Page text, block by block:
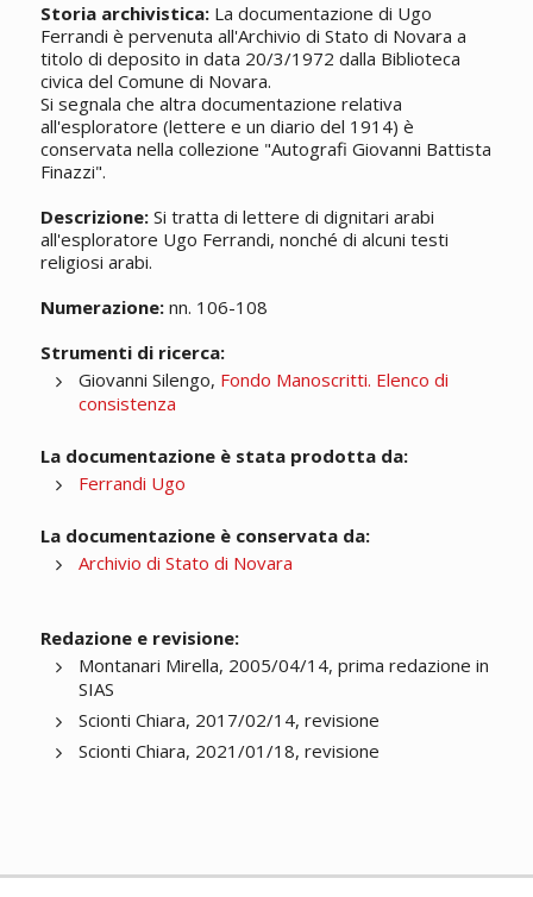
Storia archivistica:La documentazione di Ugo
Ferrandi è pervenuta all'Archivio di Stato di Novara a
titolo di deposito in data 20/3/1972 dalla Biblioteca
civica del Comune di Novara.
Si segnala che altra documentazione relativa
all'esploratore (lettere e un diario del 1914) è
conservata nella collezione "Autografi Giovanni Battista
Finazzi".
Descrizione:Si tratta di lettere di dignitari arabi
all'esploratore Ugo Ferrandi, nonché di alcuni testi
religiosi arabi.
Numerazione:nn. 106-108
Strumenti di ricerca:
Giovanni Silengo, Fondo Manoscritti. Elenco di
consistenza
La documentazione è stata prodotta da:
Ferrandi Ugo
La documentazione è conservata da:
Archivio di Stato di Novara
Redazione e revisione:
Montanari Mirella, 2005/04/14, prima redazione in
SIAS
Scionti Chiara, 2017/02/14, revisione
Scionti Chiara, 2021/01/18, revisione